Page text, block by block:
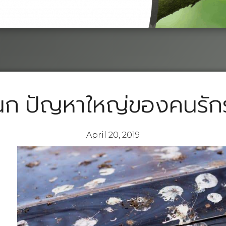
ก ปัญหาใหญ่ของคนรัก
April 20, 2019